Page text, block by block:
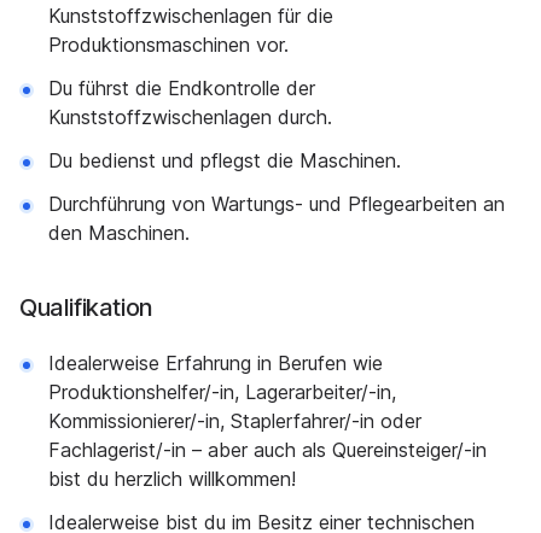
Kunststoffzwischenlagen für die
Produktionsmaschinen vor.
Du führst die Endkontrolle der
Kunststoffzwischenlagen durch.
Du bedienst und pflegst die Maschinen.
Durchführung von Wartungs- und Pflegearbeiten an
den Maschinen.
Qualifikation
Idealerweise Erfahrung in Berufen wie
Produktionshelfer/-in, Lagerarbeiter/-in,
Kommissionierer/-in, Staplerfahrer/-in oder
Fachlagerist/-in – aber auch als Quereinsteiger/-in
bist du herzlich willkommen!
Idealerweise bist du im Besitz einer technischen